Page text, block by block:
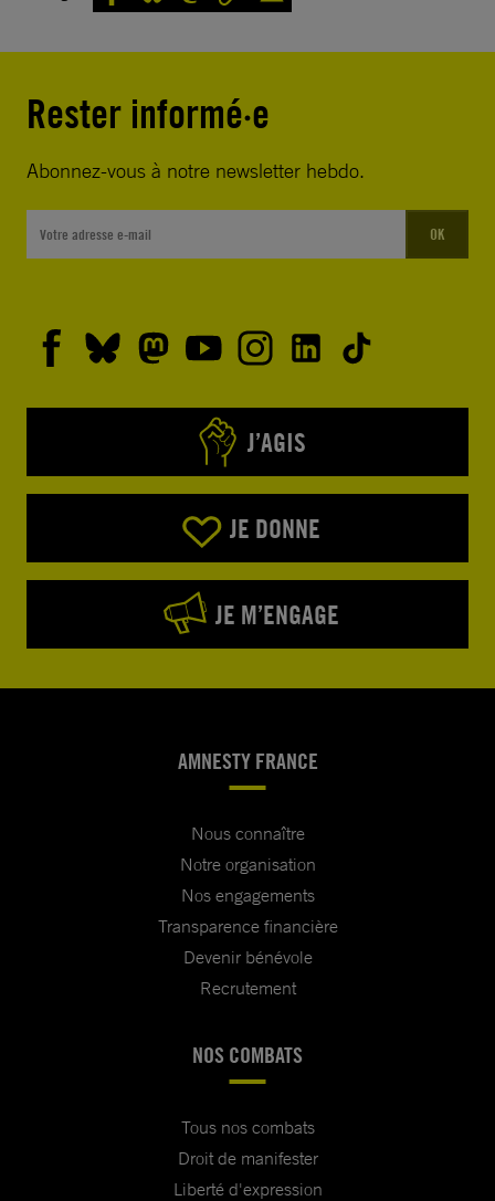
Rester informé·e
Abonnez-vous à notre newsletter hebdo.
OK
J’AGIS
JE DONNE
JE M’ENGAGE
AMNESTY FRANCE
Nous connaître
Notre organisation
Nos engagements
Transparence financière
Devenir bénévole
Recrutement
NOS COMBATS
Tous nos combats
Droit de manifester
Liberté d'expression